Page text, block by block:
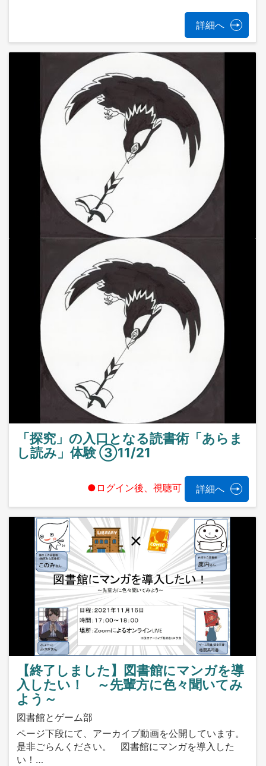
詳細へ
「探究」の入口となる読書術「あらま
し読み」体験 ③11/21
●ログイン後、視聴可 詳細へ
【終了しました】図書館にマンガを導
入したい！ ～先輩方に色々聞いてみ
よう～
図書館とゲーム部
ページ下段にて、アーカイブ動画を公開しています。
是非ごらんください。 図書館にマンガを導入した
い！…